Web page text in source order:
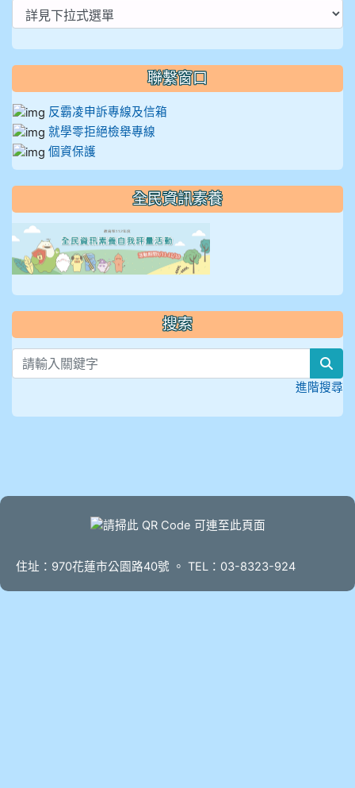
聯繫窗口
反霸凌申訴專線及信箱
就學零拒絕檢舉專線
個資保護
全民資訊素養
搜索
進階搜尋
住址：970花蓮市公園路40號 。 TEL：03-8323-924